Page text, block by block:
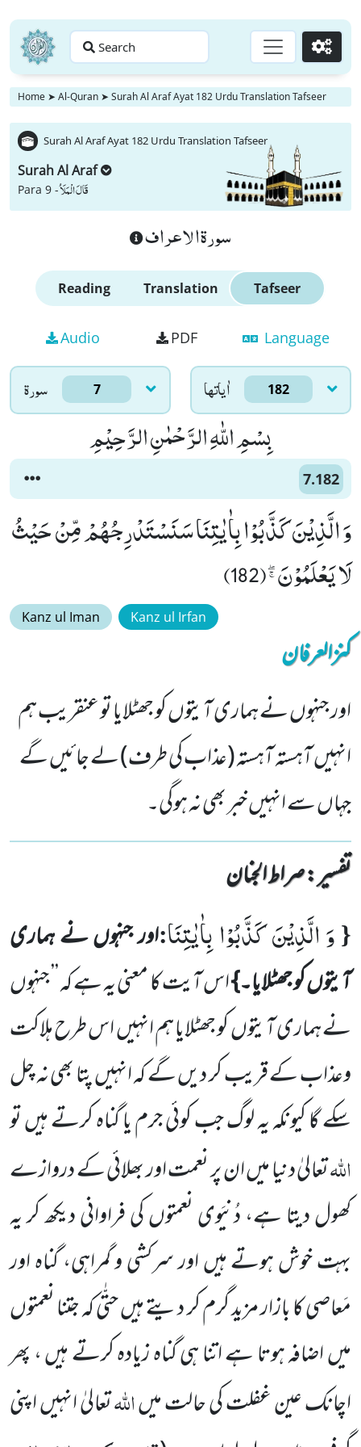
Search Go
Home ➤ Al-Quran ➤ Surah Al Araf Ayat 182 Urdu Translation Tafseer
Surah Al Araf Ayat 182 Urdu Translation Tafseer
Surah Al Araf
Para 9 -قَالَ الْمَلَاُ
سورة الاعراف
Reading Translation Tafseer
Audio PDF Language
سورۃ 7 اٰياتها 182
بِسْمِ اللّٰهِ الرَّحْمٰنِ الرَّحِیْمِ
7.182
وَ الَّذِیْنَ كَذَّبُوْا بِاٰیٰتِنَا سَنَسْتَدْرِجُهُمْ مِّنْ حَیْثُ
لَا یَعْلَمُوْنَﭕ(182)
Kanz ul Iman Kanz ul Irfan
کنزالعرفان
اور جنہوں نے ہماری آیتوں کو جھٹلایا تو عنقریب ہم
انہیں آہستہ آہستہ (عذاب کی طرف) لے جائیں گے
جہاں سے انہیں خبر بھی نہ ہوگی۔
تفسیر : ‎صراط الجنان
{وَ الَّذِیْنَ كَذَّبُوْا بِاٰیٰتِنَا:اور جنہوں نے ہماری
آیتوں کو جھٹلایا۔}اس آیت کا معنی یہ ہے کہ ’’ جنہوں
نے ہماری آیتوں کو جھٹلایا ہم انہیں اس طرح ہلاکت
وعذاب کے قریب کر دیں گے کہ انہیں پتا بھی نہ چل
سکے گا کیونکہ یہ لوگ جب کوئی جرمیا گناہ کرتے ہیں تو
اللہتعالیٰ دنیا میں ان پر نعمت اور بھلائی کے دروازے
کھول دیتا ہے، دُنیَوی نعمتوں کی فراوانی دیکھ کر یہ
بہت خوش ہوتے ہیں اور سرکشی و گمراہی، گناہ اور
مَعاصی کا بازار مزید گرم کر دیتے ہیں حتّٰی کہ جتنا نعمتوں
میں اضافہ ہوتا ہے اتنا ہی گناہ زیادہ کرتے ہیں ، پھر
اچانک عین غفلت کی حالت میںاللہتعالیٰ انہیں اپنی